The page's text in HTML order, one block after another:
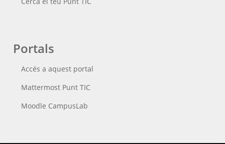
Portals
Accés a aquest portal
Mattermost Punt TIC
Moodle CampusLab